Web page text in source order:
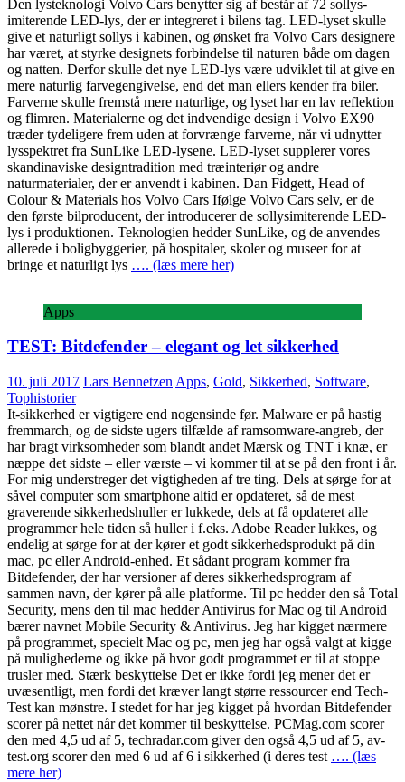
Den lysteknologi Volvo Cars benytter sig af består af 72 sollys-
imiterende LED-lys, der er integreret i bilens tag. LED-lyset skulle
give et naturligt sollys i kabinen, og ønsket fra Volvo Cars designere
har været, at styrke designets forbindelse til naturen både om dagen
og natten. Derfor skulle det nye LED-lys være udviklet til at give en
mere naturlig farvegengivelse, end det man ellers kender fra biler.
Farverne skulle fremstå mere naturlige, og lyset har en lav reflektion
og flimren. Materialerne og det indvendige design i Volvo EX90
træder tydeligere frem uden at forvrænge farverne, når vi udnytter
lysspektret fra SunLike LED-lysene. LED-lyset supplerer vores
skandinaviske designtradition med træinteriør og andre
naturmaterialer, der er anvendt i kabinen. Dan Fidgett, Head of
Colour & Materials hos Volvo Cars Ifølge Volvo Cars selv, er de
den første bilproducent, der introducerer de sollysimiterende LED-
lys i produktionen. Teknologien hedder SunLike, og de anvendes
allerede i boligbyggerier, på hospitaler, skoler og museer for at
bringe et naturligt lys …. (læs mere her)
Apps
TEST: Bitdefender – elegant og let sikkerhed
10. juli 2017 Lars Bennetzen Apps, Gold, Sikkerhed, Software,
Tophistorier
It-sikkerhed er vigtigere end nogensinde før. Malware er på hastig
fremmarch, og de sidste ugers tilfælde af ramsomware-angreb, der
har bragt virksomheder som blandt andet Mærsk og TNT i knæ, er
næppe det sidste – eller værste – vi kommer til at se på den front i år.
For mig understreger det vigtigheden af tre ting. Dels at sørge for at
såvel computer som smartphone altid er opdateret, så de mest
graverende sikkerhedshuller er lukkede, dels at få opdateret alle
programmer hele tiden så huller i f.eks. Adobe Reader lukkes, og
endelig at sørge for at der kører et godt sikkerhedsprodukt på din
mac, pc eller Android-enhed. Et sådant program kommer fra
Bitdefender, der har versioner af deres sikkerhedsprogram af
sammen navn, der kører på alle platforme. Til pc hedder den så Total
Security, mens den til mac hedder Antivirus for Mac og til Android
bærer navnet Mobile Security & Antivirus. Jeg har kigget nærmere
på programmet, specielt Mac og pc, men jeg har også valgt at kigge
på mulighederne og ikke på hvor godt programmet er til at stoppe
trusler med. Stærk beskyttelse Det er ikke fordi jeg mener det er
uvæsentligt, men fordi det kræver langt større ressourcer end Tech-
Test kan mønstre. I stedet for har jeg kigget på hvordan Bitdefender
scorer på nettet når det kommer til beskyttelse. PCMag.com scorer
den med 4,5 ud af 5, techradar.com giver den også 4,5 ud af 5, av-
test.org scorer den med 6 ud af 6 i sikkerhed (i deres test …. (læs
mere her)